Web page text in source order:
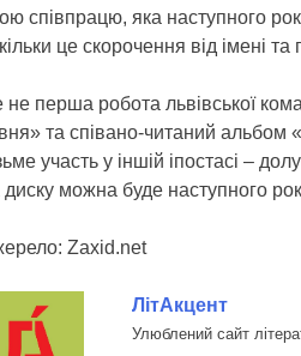
співпрацю, яка наступного
це скорочення від імені
не перша робота львівської
та співано-читаний
участь у іншій іпостасі –
диску можна буде наступного
Zaxid.net
ЛітАкцент
Улюблений сайт